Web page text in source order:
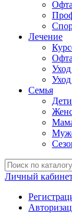
Лечение
Семья
Личный